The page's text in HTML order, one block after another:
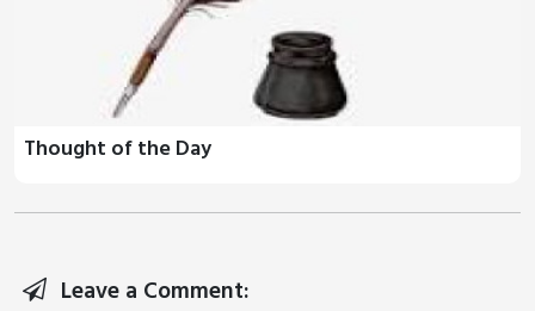
Thought of the Day
Leave a Comment: